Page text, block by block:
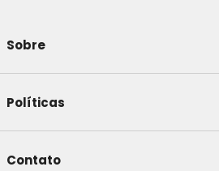
Sobre
Políticas
Contato